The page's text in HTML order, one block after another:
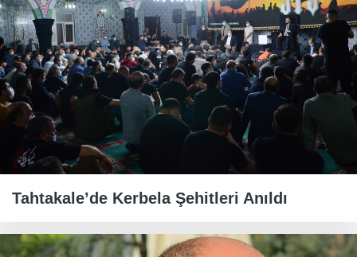
Tahtakale’de Kerbela Şehitleri Anıldı